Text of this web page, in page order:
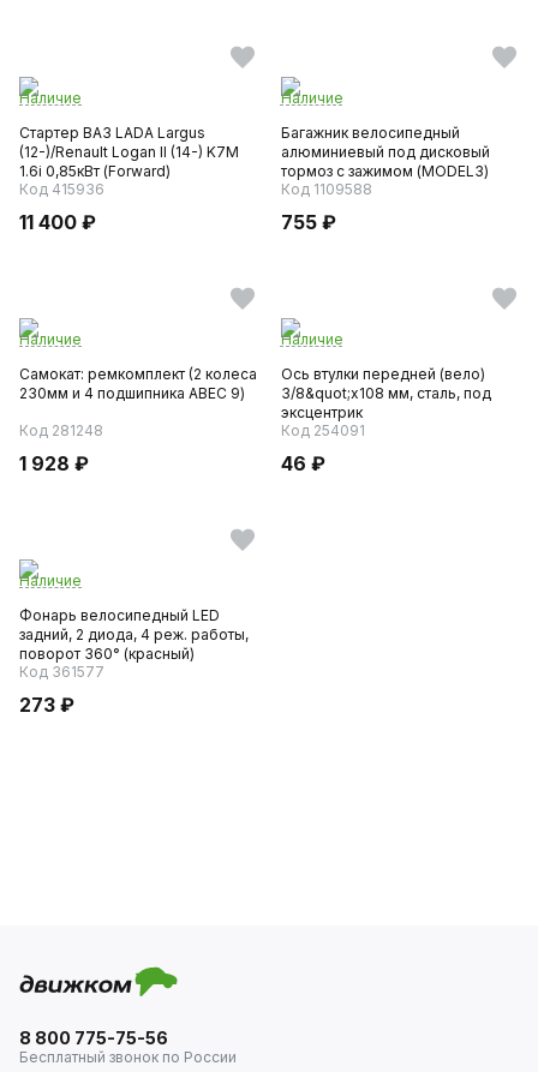
Наличие
Стартер ВАЗ LADA Largus
(12-)/Renault Logan II (14-) K7M
1.6i 0,85кВт (Forward)
Код 415936
11 400 ₽
Наличие
Багажник велосипедный
алюминиевый под дисковый
тормоз с зажимом (MODEL3)
Код 1109588
755 ₽
Наличие
Самокат: ремкомплект (2 колеса
230мм и 4 подшипника ABEC 9)
Код 281248
1 928 ₽
Наличие
Ось втулки передней (вело)
3/8&quot;x108 мм, сталь, под
эксцентрик
Код 254091
46 ₽
Наличие
Фонарь велосипедный LED
задний, 2 диода, 4 реж. работы,
поворот 360° (красный)
Код 361577
273 ₽
8 800 775-75-56
Бесплатный звонок по России